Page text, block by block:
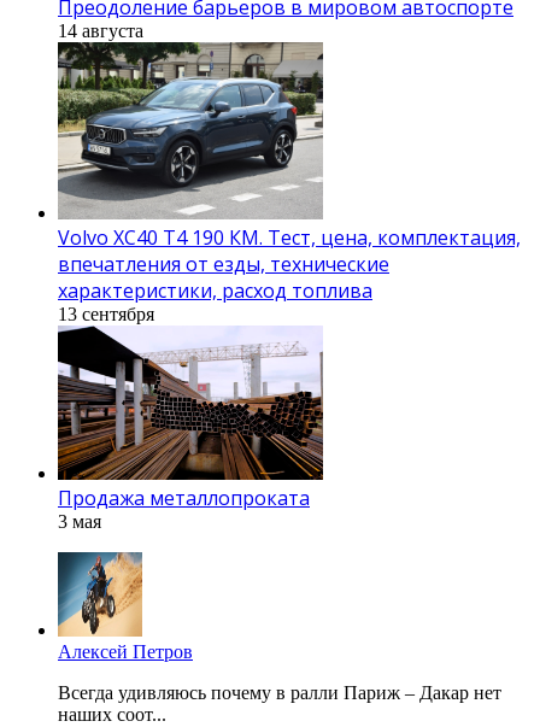
Преодоление барьеров в мировом автоспорте
14 августа
Volvo XC40 T4 190 КМ. Тест, цена, комплектация,
впечатления от езды, технические
характеристики, расход топлива
13 сентября
Продажа металлопроката
3 мая
Алексей Петров
Всегда удивляюсь почему в ралли Париж – Дакар нет
наших соот...